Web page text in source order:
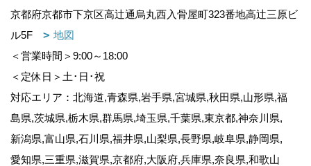
京都府京都市下京区高辻通烏丸西入骨屋町323番地高辻三原ビ
ル5F
地図
＜営業時間＞9:00～18:00
＜定休日＞土･日･祝
対応エリア：北海道,青森県,岩手県,宮城県,秋田県,山形県,福
島県,茨城県,栃木県,群馬県,埼玉県,千葉県,東京都,神奈川県,
新潟県,富山県,石川県,福井県,山梨県,長野県,岐阜県,静岡県,
愛知県,三重県,滋賀県,京都府,大阪府,兵庫県,奈良県,和歌山